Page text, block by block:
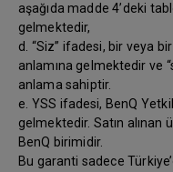
aşağıda madde 4’deki
gelmektedir,
d. “Siz” ifadesi, bir veya
anlamına gelmektedir ve
anlama sahiptir.
e. YSS ifadesi, BenQ
gelmektedir. Satın
BenQ birimidir.
Bu garanti sadece